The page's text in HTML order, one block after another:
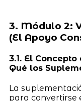
3. Módulo 2:
(El Apoyo
3.1. El
Qué los
La
para convertirse